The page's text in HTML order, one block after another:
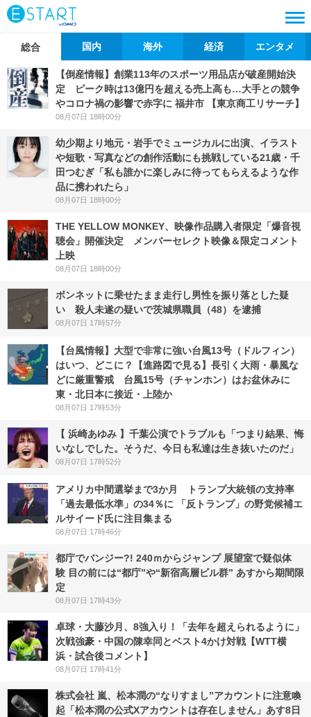
総合 国内 海外 経済 エンタメ
【倒産情報】創業113年のスポーツ用品店が破産開始決
定 ピーク時は13億円を超える売上高も…大手との競争
やコロナ禍の影響で赤字に 福井市 【東京商工リサーチ】
08月07日 18時00分
幼少期より地元・岩手でミュージカルに出演、イラスト
や短歌・写真などの創作活動にも挑戦している21歳・千
田つむぎ「私も誰かに楽しみに待ってもらえるような作
品に携われたら」
08月07日 18時00分
THE YELLOW MONKEY、映像作品購入者限定「爆音視
聴会」開催決定 メンバーセレクト映像＆限定コメント
上映
08月07日 18時00分
ボンネットに乗せたまま走行し男性を振り落とした疑
い 殺人未遂の疑いで茨城県職員（48）を逮捕
08月07日 17時57分
【台風情報】大型で非常に強い台風13号（ドルフィン）
はいつ、どこに？【進路図で見る】長引く大雨・暴風な
どに厳重警戒 台風15号（チャンホン）はお盆休みに
東・北日本に接近・上陸か
08月07日 17時53分
【 浜崎あゆみ 】千葉公演でトラブルも「つまり結果、悔
いなしでした。そうだ、今日も私達は生き抜いたのだ」
08月07日 17時52分
アメリカ中間選挙まで3か月 トランプ大統領の支持率
「過去最低水準」の34％に 「反トランプ」の野党候補エ
ルサイード氏に注目集まる
08月07日 17時46分
都庁でバンジー?! 240ｍからジャンプ 展望室で疑似体
験 目の前には“都庁”や“新宿高層ビル群” あすから期間限
定
08月07日 17時43分
卓球・大藤沙月、8強入り！「去年を超えられるように」
次戦強豪・中国の陳幸同とベスト4かけ対戦【WTT横
浜・試合後コメント】
08月07日 17時41分
株式会社 嵐、松本潤の“なりすまし”アカウントに注意喚
起「松本潤の公式Xアカウントは存在しません」あす8日